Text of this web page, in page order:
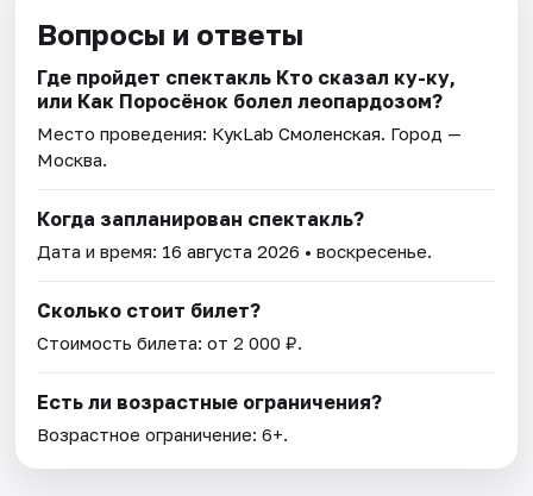
Вопросы и ответы
Где пройдет спектакль Кто сказал ку-ку,
или Как Поросёнок болел леопардозом?
Место проведения: КукLab Смоленская. Город —
Москва.
Когда запланирован спектакль?
Дата и время: 16 августа 2026 • воскресенье.
Сколько стоит билет?
Стоимость билета: от 2 000 ₽.
Есть ли возрастные ограничения?
Возрастное ограничение: 6+.